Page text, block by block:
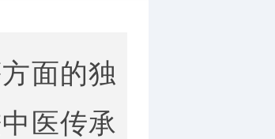
面的独
医传承